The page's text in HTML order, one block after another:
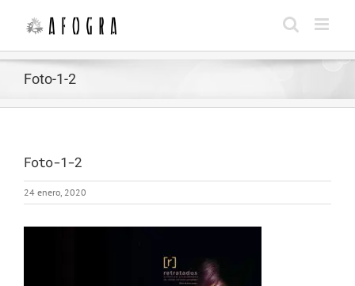
contenido
Foto-1-2
Foto-1-2
24 enero, 2020